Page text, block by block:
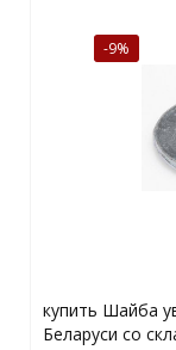
-9%
купить Шайба
Беларуси со